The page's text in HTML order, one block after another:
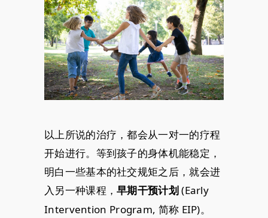
以上所说的治疗，都会从一对一的疗程
开始进行。等到孩子的身体机能稳定，
明白一些基本的社交规矩之后，就会进
入另一种课程，早期干预计划(Early
Intervention Program, 简称 EIP)。